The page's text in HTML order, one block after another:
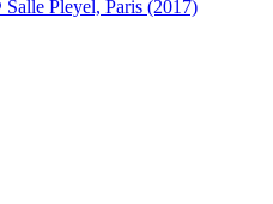
Pleyel, Paris (2017)